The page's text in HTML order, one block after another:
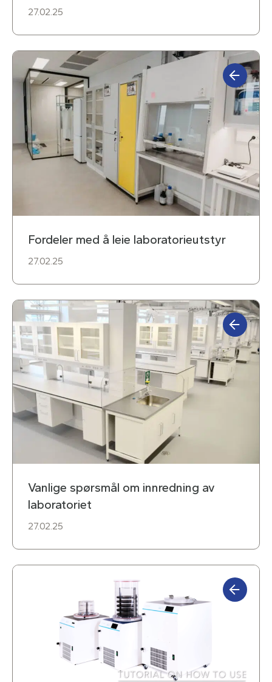
27.02.25
Fordeler med å leie laboratorieutstyr
27.02.25
Vanlige spørsmål om innredning av
laboratoriet
27.02.25